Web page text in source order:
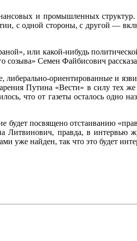
и промышленных структур.
с одной стороны, с другой —
или какой-нибудь
созыва» Семен Файбисович
либерально-ориентированные и
Путина «Вести» в силу тех
что от газеты осталось одно
посвящено отстаиванию
Литвинович, правда, в интервью
уже найден, так что это будет